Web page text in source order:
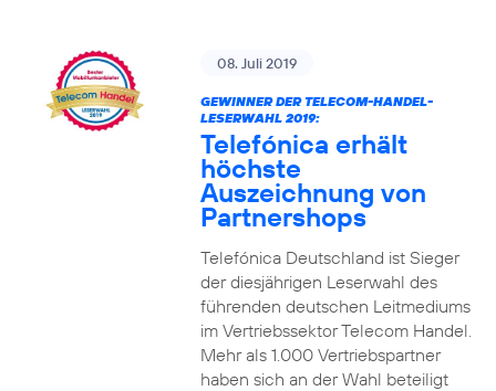
08. Juli 2019
GEWINNER DER TELECOM-HANDEL-
LESERWAHL 2019:
Telefónica erhält
höchste
Auszeichnung von
Partnershops
Telefónica Deutschland ist Sieger
der diesjährigen Leserwahl des
führenden deutschen Leitmediums
im Vertriebssektor Telecom Handel.
Mehr als 1.000 Vertriebspartner
haben sich an der Wahl beteiligt